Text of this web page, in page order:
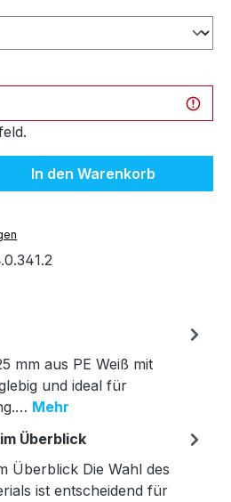
Gib den
In den Warenkorb
mm aus PE Weiß mit
und ideal für
Mehr
Überblick
Überblick Die Wahl des
ist entscheidend für